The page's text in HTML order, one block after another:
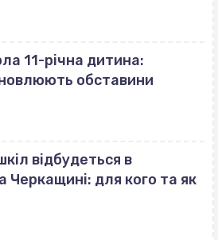
11-річна дитина:
обставини
відбудеться в
Черкащині: для кого та як